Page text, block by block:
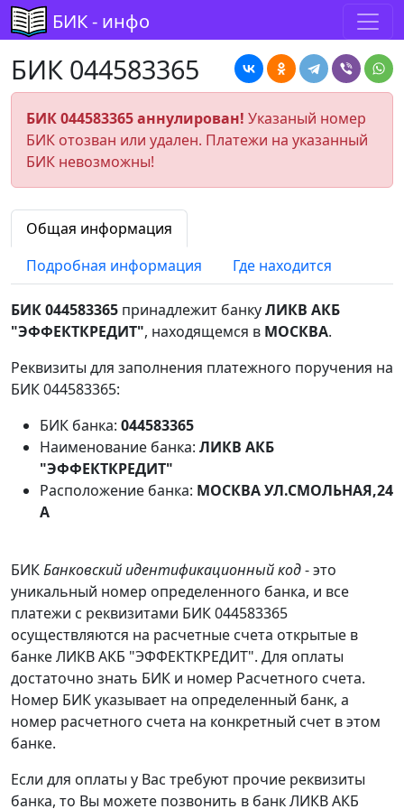
БИК - инфо
БИК 044583365
БИК 044583365 аннулирован! Указаный номер
БИК отозван или удален. Платежи на указанный
БИК невозможны!
Общая информация
Подробная информация
Где находится
БИК 044583365 принадлежит банкуЛИКВ АКБ
"ЭФФЕКТКРЕДИТ", находящемся в МОСКВА.
Реквизиты для заполнения платежного поручения на
БИК 044583365:
БИК банка: 044583365
Наименование банка: ЛИКВ АКБ
"ЭФФЕКТКРЕДИТ"
Расположение банка: МОСКВА УЛ.СМОЛЬНАЯ,24
А
БИКБанковский идентификационный код- это
уникальный номер определенного банка, и все
платежи с реквизитами БИК 044583365
осуществляются на расчетные счета открытые в
банке ЛИКВ АКБ "ЭФФЕКТКРЕДИТ". Для оплаты
достаточно знать БИК и номер Расчетного счета.
Номер БИК указывает на определенный банк, а
номер расчетного счета на конкретный счет в этом
банке.
Если для оплаты у Вас требуют прочие реквизиты
банка, то Вы можете позвонить в банк ЛИКВ АКБ